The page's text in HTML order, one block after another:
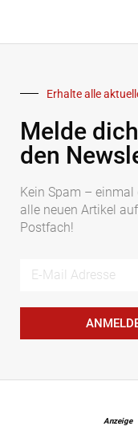
Erhalte alle
Melde
den
Kein Spam – einmal
alle neuen Artikel
Postfach!
Anzeige